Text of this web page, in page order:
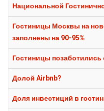
Национальной
Гостиницы Москвы на
заполнены на 90-95%
Гостиницы
Долой Airbnb?
Доля инвестиций в